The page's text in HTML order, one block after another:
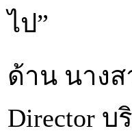
ไป”
ด้าน นางส
Director